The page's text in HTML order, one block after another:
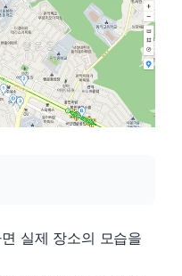
실제 장소의 모습을